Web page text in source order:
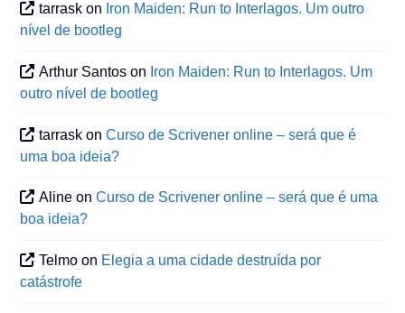
tarrask on Iron Maiden: Run to Interlagos. Um outro
nível de bootleg
Arthur Santos on Iron Maiden: Run to Interlagos. Um
outro nível de bootleg
tarrask onCurso de Scrivener online – será que é
uma boa ideia?
Aline onCurso de Scrivener online – será que é uma
boa ideia?
Telmo on Elegia a uma cidade destruída por
catástrofe